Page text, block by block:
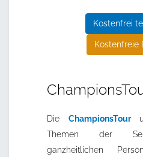
Kostenfrei
Kostenfreie
Die ChampionsTour
Themen der
ganzheitlichen